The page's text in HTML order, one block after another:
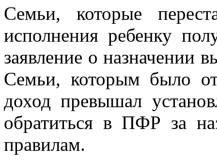
Семьи, которые
исполнения ребенку
заявление о назначении
Семьи, которым было
доход превышал
обратиться в ПФР за
правилам.